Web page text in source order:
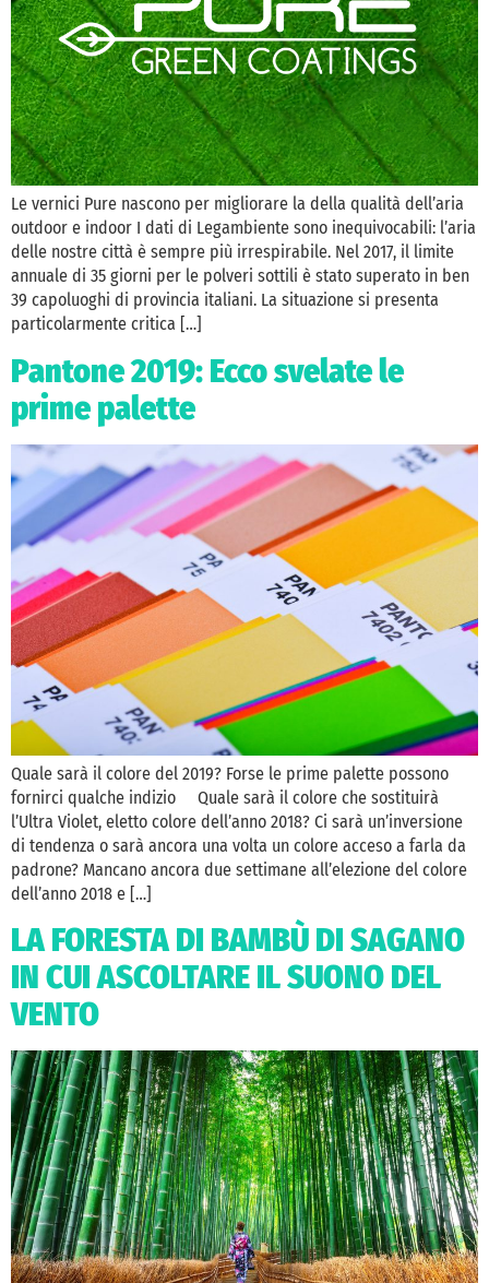
Le vernici Pure nascono per migliorare la della qualità dell’aria
outdoor e indoor I dati di Legambiente sono inequivocabili: l’aria
delle nostre città è sempre più irrespirabile. Nel 2017, il limite
annuale di 35 giorni per le polveri sottili è stato superato in ben
39 capoluoghi di provincia italiani. La situazione si presenta
particolarmente critica […]
Pantone 2019: Ecco svelate le
prime palette
Quale sarà il colore del 2019? Forse le prime palette possono
fornirci qualche indizio Quale sarà il colore che sostituirà
l’Ultra Violet, eletto colore dell’anno 2018? Ci sarà un’inversione
di tendenza o sarà ancora una volta un colore acceso a farla da
padrone? Mancano ancora due settimane all’elezione del colore
dell’anno 2018 e […]
LA FORESTA DI BAMBÙ DI SAGANO
IN CUI ASCOLTARE IL SUONO DEL
VENTO